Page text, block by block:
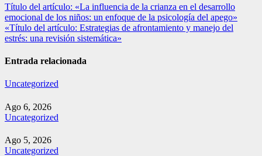
Navegación
de
entradas
Título del artículo: «La influencia de la crianza en el desarrollo
emocional de los niños: un enfoque de la psicología del apego»
«Título del artículo: Estrategias de afrontamiento y manejo del
estrés: una revisión sistemática»
Entrada relacionada
Uncategorized
Ago 6, 2026
Uncategorized
Ago 5, 2026
Uncategorized